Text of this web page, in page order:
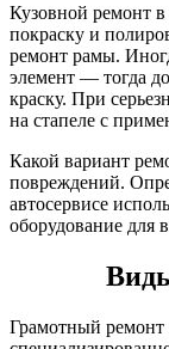
Кузовной ремонт
покраску и
ремонт рамы.
элемент — тогда
краску. При
на стапеле с
Какой вариант
повреждений.
автосервисе
оборудование для
Грамотный ремонт